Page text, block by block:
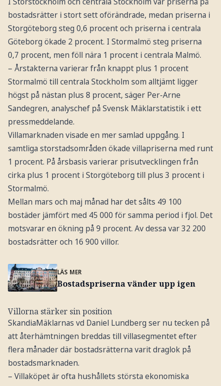
bostadsrätter i stort sett oförändrade, medan priserna i
Storgöteborg steg 0,6 procent och priserna i centrala
Göteborg ökade 2 procent. I Stormalmö steg priserna
0,7 procent, men föll nära 1 procent i centrala Malmö.
– Årstakterna varierar från knappt plus 1 procent
Stormalmö till centrala Stockholm som alltjämt ligger
högst på nästan plus 8 procent, säger Per-Arne
Sandegren, analyschef på Svensk Mäklarstatistik i ett
pressmeddelande.
Villamarknaden visade en mer samlad uppgång. I
samtliga storstadsområden ökade villapriserna med runt
1 procent. På årsbasis varierar prisutvecklingen från
cirka plus 1 procent i Storgöteborg till plus 3 procent i
Stormalmö.
Mellan mars och maj månad har det sålts 49 100
bostäder jämfört med 45 000 för samma period i fjol. Det
motsvarar en ökning på 9 procent. Av dessa var 32 200
bostadsrätter och 16 900 villor.
LÄS MER
Bostadspriserna vänder upp igen
Villorna stärker sin position
SkandiaMäklarnas vd Daniel Lundberg ser nu tecken på
att återhämtningen breddas till villasegmentet efter
flera månader där bostadsrätterna varit draglok på
bostadsmarknaden.
– Villaköpet är ofta hushållets största ekonomiska